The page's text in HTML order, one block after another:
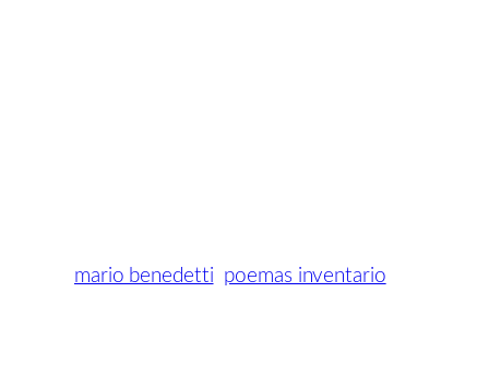
mario benedetti poemas inventario